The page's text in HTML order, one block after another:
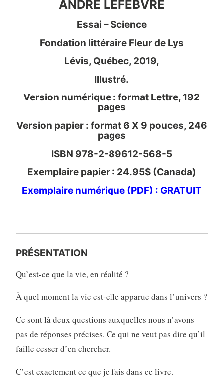
ANDRÉ LEFEBVRE
Essai – Science
Fondation littéraire Fleur de Lys
Lévis, Québec, 2019,
Illustré.
Version numérique : format Lettre, 192
pages
Version papier : format 6 X 9 pouces, 246
pages
ISBN 978-2-89612-568-5
Exemplaire papier : 24.95$ (Canada)
Exemplaire numérique (PDF) : GRATUIT
PRÉSENTATION
Qu’est-ce que la vie, en réalité ?
À quel moment la vie est-elle apparue dans l’univers ?
Ce sont là deux questions auxquelles nous n’avons
pas de réponses précises. Ce qui ne veut pas dire qu’il
faille cesser d’en chercher.
C’est exactement ce que je fais dans ce livre.